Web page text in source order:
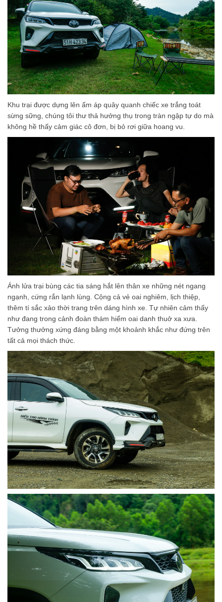
Khu trại được dựng lên ấm áp quây quanh chiếc xe trắng toát
sừng sững, chúng tôi thư thả hưởng thụ trong tràn ngập tự do mà
không hề thấy cảm giác cô đơn, bị bỏ rơi giữa hoang vu.
Ánh lửa trại bùng các tia sáng hắt lên thân xe những nét ngang
ngạnh, cứng rắn lạnh lùng. Cộng cả vẻ oai nghiêm, lịch thiệp,
thêm tí sắc xảo thời trang trên dáng hình xe. Tự nhiên cảm thấy
như đang trong cảnh đoàn thám hiểm oai danh thuở xa xưa.
Tưởng thưởng xứng đáng bằng một khoảnh khắc như đứng trên
tất cả mọi thách thức.